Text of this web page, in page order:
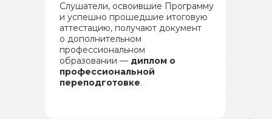
Слушатели, освоившие Программу
и успешно прошедшие итоговую
аттестацию, получают документ
о дополнительном
профессиональном
образовании — диплом о
профессиональной
переподготовке.
Об институте
443099, Самара, ул. Чапаевская, 89,
(каб. 505-508)
Документы